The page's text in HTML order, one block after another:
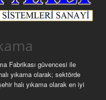
Fabrikası güvencesi ile
yıkama olarak; sektörde
halı yıkama olarak en iyi